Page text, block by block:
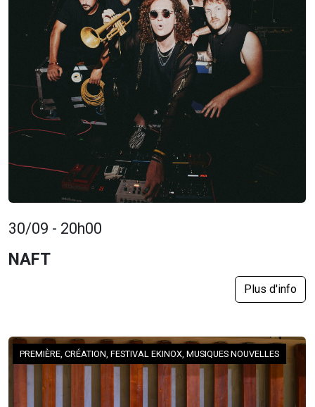
30/09 - 20h00
NAFT
Plus d'info
PREMIÈRE, CRÉATION, FESTIVAL EKINOX, MUSIQUES NOUVELLES